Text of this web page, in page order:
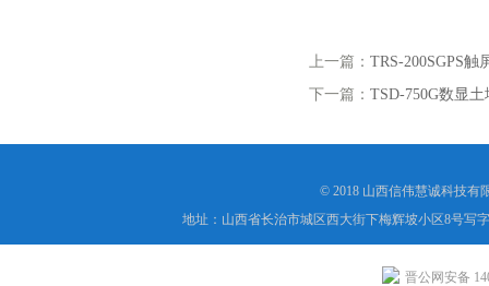
上一篇： TRS-200SGPS
下一篇： TSD-750G数显
© 2018 山西信伟慧诚科技有
地址：山西省长治市城区西大街下梅辉坡小区8号写
晋公网安备